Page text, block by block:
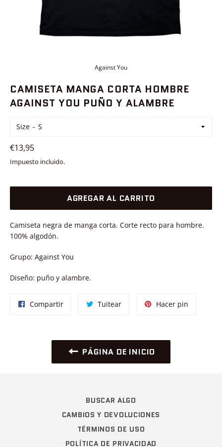
Against You
CAMISETA MANGA CORTA HOMBRE
AGAINST YOU PUÑO Y ALAMBRE
Size
Precio
habitual
€13,95
Impuesto incluido.
AGREGAR AL CARRITO
Camiseta negra de manga corta. Corte recto para hombre.
100% algodón.
Grupo: Against You
Diseño: puño y alambre.
CompartirCompartir TuitearTuitear
Hacer pin
PÁGINA DE INICIO
BUSCAR ALGO
CAMBIOS Y DEVOLUCIONES
TÉRMINOS DE USO
POLÍTICA DE PRIVACIDAD